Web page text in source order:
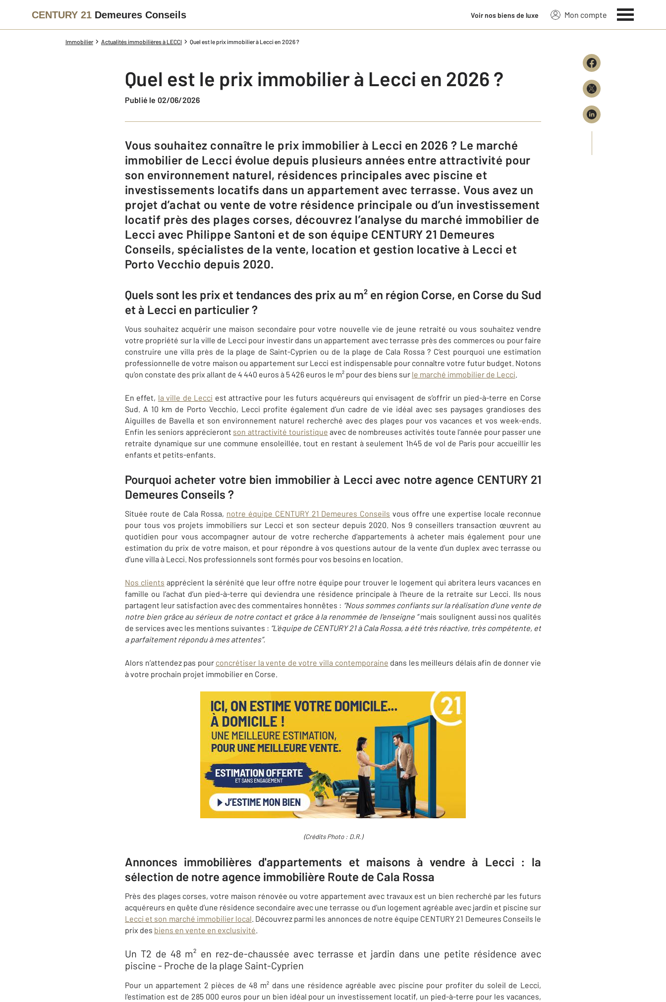
CENTURY 21 Demeures Conseils Voir nos biens de luxe Mon compte
Immobilier Actualités immobilières à LECCI Quel est le prix immobilier à Lecci en 2026 ?​
Quel est le prix immobilier à Lecci en 2026 ?​
Publié le 02/06/2026
Vous souhaitez connaître le prix immobilier à Lecci en 2026 ? Le marché
immobilier de Lecci évolue depuis plusieurs années entre attractivité pour
son environnement naturel, résidences principales avec piscine et
investissements locatifs dans un appartement avec terrasse. Vous avez un
projet d’achat ou vente de votre résidence principale ou d’un investissement
locatif près des plages corses, découvrez l’analyse du marché immobilier de
Lecci avec Philippe Santoni et de son équipe CENTURY 21 Demeures
Conseils, spécialistes de la vente, location et gestion locative à Lecci et
Porto Vecchio depuis 2020.
Quels sont les prix et tendances des prix au m² en région Corse, en Corse du Sud
et à Lecci en particulier ?
Vous souhaitez acquérir une maison secondaire pour votre nouvelle vie de jeune retraité ou vous souhaitez vendre
votre propriété sur la ville de Lecci pour investir dans un appartement avec terrasse près des commerces ou pour faire
construire une villa près de la plage de Saint-Cyprien ou de la plage de Cala Rossa ? C’est pourquoi une estimation
professionnelle de votre maison ou appartement sur Lecci est indispensable pour connaître votre futur budget. Notons
qu’on constate des prix allant de 4 440 euros à 5 426 euros le m² pour des biens sur le marché immobilier de Lecci.
En effet, la ville de Lecci est attractive pour les futurs acquéreurs qui envisagent de s’offrir un pied-à-terre en Corse
Sud. A 10 km de Porto Vecchio, Lecci profite également d’un cadre de vie idéal avec ses paysages grandioses des
Aiguilles de Bavella et son environnement naturel recherché avec des plages pour vos vacances et vos week-ends.
Enfin les seniors apprécieront son attractivité touristique avec de nombreuses activités toute l’année pour passer une
retraite dynamique sur une commune ensoleillée, tout en restant à seulement 1h45 de vol de Paris pour accueillir les
enfants et petits-enfants.
Pourquoi acheter votre bien immobilier à Lecci avec ​notre agence CENTURY 21
Demeures Conseils ?
Située route de Cala Rossa, notre équipe CENTURY 21 Demeures Conseils vous offre une expertise locale reconnue
pour tous vos projets immobiliers sur Lecci et son secteur depuis 2020. Nos 9 conseillers transaction œuvrent au
quotidien pour vous accompagner autour de votre recherche d’appartements à acheter mais également pour une
estimation du prix de votre maison, et pour répondre à vos questions autour de la vente d’un duplex avec terrasse ou
d’une villa à Lecci. Nos professionnels sont formés pour vos besoins en location.
Nos clients apprécient la sérénité que leur offre notre équipe pour trouver le logement qui abritera leurs vacances en
famille ou l’achat d’un pied-à-terre qui deviendra une résidence principale à l’heure de la retraite sur Lecci. Ils nous
partagent leur satisfaction avec des commentaires honnêtes : “Nous sommes confiants sur la réalisation d'une vente de
notre bien grâce au sérieux de notre contact et grâce à la renommée de l'enseigne ”mais soulignent aussi nos qualités
de services avec les mentions suivantes : “L'équipe de CENTURY 21 à Cala Rossa, a été très réactive, très compétente, et
a parfaitement répondu à mes attentes”.
Alors n’attendez pas pour concrétiser la vente de votre villa contemporaine dans les meilleurs délais afin de donner vie
à votre prochain projet immobilier en Corse.
(Crédits Photo : D.R.)
Annonces immobilières d'appartements et maisons à vendre à Lecci : la
sélection de notre agence immobilière Route de Cala Rossa​
Près des plages corses, votre maison rénovée ou votre appartement avec travaux est un bien recherché par les futurs
acquéreurs en quête d’une résidence secondaire avec une terrasse ou d’un logement agréable avec jardin et piscine sur
Lecci et son marché immobilier local. Découvrez parmi les annonces de notre équipe CENTURY 21 Demeures Conseils le
prix des biens en vente en exclusivité.
Un T2 de 48 m² en rez-de-chaussée avec terrasse et jardin​ dans une petite résidence avec
piscine - Proche de la plage Saint-Cyprien
Pour un appartement 2 pièces de 48 m² dans une résidence agréable avec piscine pour profiter du soleil de Lecci,
l’estimation est de 285 000 euros pour un bien idéal pour un investissement locatif, un pied-à-terre pour les vacances,